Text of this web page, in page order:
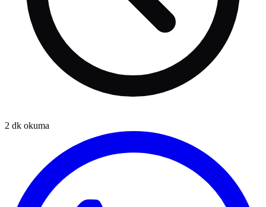
2 dk okuma